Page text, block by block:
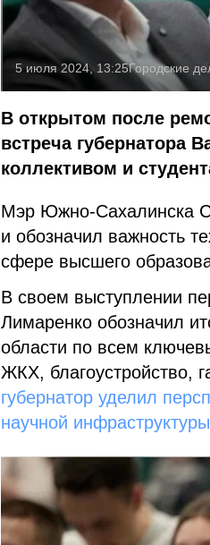
5 июля 2024, 13:25Городские
В открытом после
встреча губернатора
коллективом и
Мэр Южно-Сахалинска
и обозначил важность
сфере высшего
В своем выступлении
Лимаренко обозначил
области по всем
ЖКХ, благоустройство,
губернатор уделил
научной